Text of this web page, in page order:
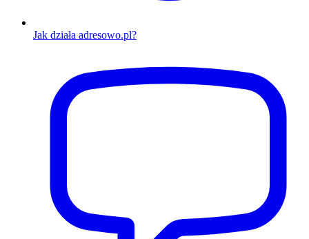
Jak działa adresowo.pl?